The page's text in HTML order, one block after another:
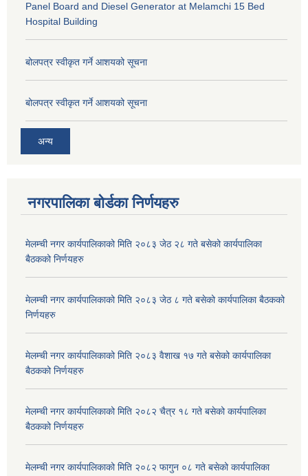
Panel Board and Diesel Generator at Melamchi 15 Bed
Hospital Building
बोलपत्र स्वीकृत गर्ने आशयको सूचना
बोलपत्र स्वीकृत गर्ने आशयको सूचना
अन्य
नगरपालिका बोर्डका निर्णयहरु
मेलम्ची नगर कार्यपालिकाको मिति २०८३ जेठ २८ गते बसेको कार्यपालिका
बैठकको निर्णयहरु
मेलम्ची नगर कार्यपालिकाको मिति २०८३ जेठ ८ गते बसेको कार्यपालिका बैठकको
निर्णयहरु
मेलम्ची नगर कार्यपालिकाको मिति २०८३ वैशाख १७ गते बसेको कार्यपालिका
बैठकको निर्णयहरु
मेलम्ची नगर कार्यपालिकाको मिति २०८२ चैत्र १८ गते बसेको कार्यपालिका
बैठकको निर्णयहरु
मेलम्ची नगर कार्यपालिकाको मिति २०८२ फागुन ०८ गते बसेको कार्यपालिका